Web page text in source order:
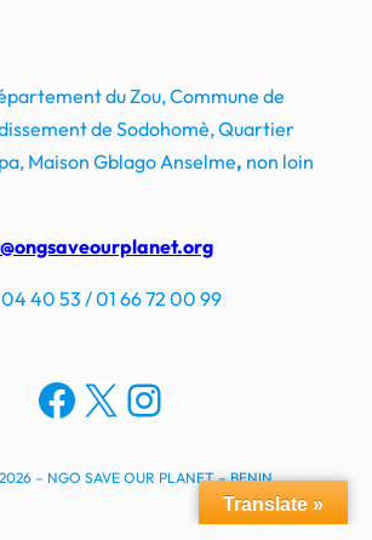
du Zou, Commune de
de Sodohomè, Quartier
Maison Gblago Anselme, non loin
04 40 53 / 01 66 72 00 99
Facebook
X Instagram
– NGO SAVE OUR PLANET – BENIN
Translate »